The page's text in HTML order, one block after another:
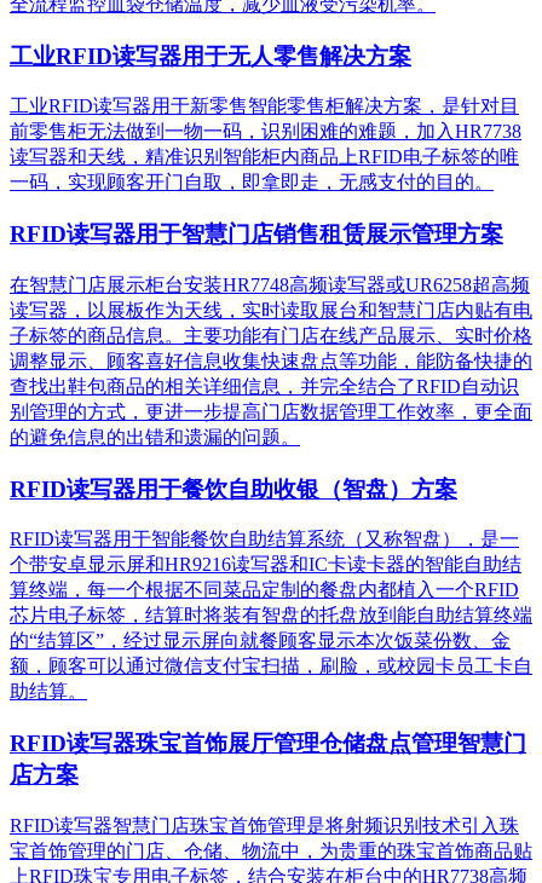
全流程监控血袋仓储温度，减少血液受污染机率。
工业RFID读写器用于无人零售解决方案
工业RFID读写器用于新零售智能零售柜解决方案，是针对目
前零售柜无法做到一物一码，识别困难的难题，加入HR7738
读写器和天线，精准识别​智能柜内商品上RFID电子标签的唯
一码，实现顾客开门自取，即拿即走，无感支付的目的。
RFID读写器用于智慧门店销售租赁展示管理方案
在智慧门店展示柜台安装HR7748高频读写器或UR6258超高频
读写器，以展板作为天线，实时读取展台和智慧门店内贴有电
子标签的商品信息。主要功能有门店在线产品展示、实时价格
调整显示、顾客喜好信息收集快速盘点等功能，能防备快捷的
查找出鞋包商品的相关详细信息，并完全结合了RFID自动识
别管理的方式，更进一步提高门店数据管理工作效率，更全面
的避免信息的出错和遗漏的问题。
RFID读写器用于餐饮自助收银（智盘）方案
RFID读写器用于智能餐饮自助结算系统（又称智盘），是一
个带安卓显示屏和HR9216读写器和IC卡读卡器的智能自助结
算终端，每一个根据不同菜品定制的餐盘内都植入一个RFID
芯片电子标签，结算时将装有智盘的托盘放到能自助结算终端
的“结算区”，经过显示屏向就餐顾客显示本次饭菜份数、金
额，顾客可以通过微信支付宝扫描，刷脸，或校园卡员工卡自
助结算。
RFID读写器珠宝首饰展厅管理仓储盘点管理智慧门
店方案
RFID读写器智慧门店珠宝首饰管理是将射频识别技术引入珠
宝首饰管理的门店、仓储、物流中，为贵重的珠宝首饰商品贴
上RFID珠宝专用电子标签，结合安装在柜台中的HR7738高频